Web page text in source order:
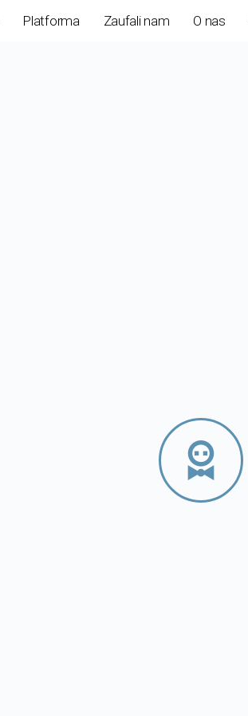
Platforma Zaufali nam O nas